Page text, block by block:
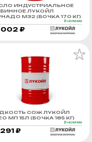
ИНДУСТРИАЛЬНОЕ
ЛУКОЙЛ
М32 (БОЧКА 170 КГ)
В наличии
002 ₽
СОЖ ЛУКОЙЛ
МП 15Л (БОЧКА 185 КГ)
В наличии
₽